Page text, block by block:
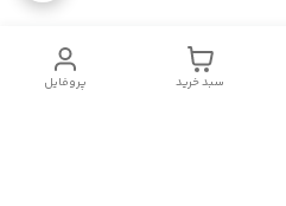
پروفایل سبد خرید